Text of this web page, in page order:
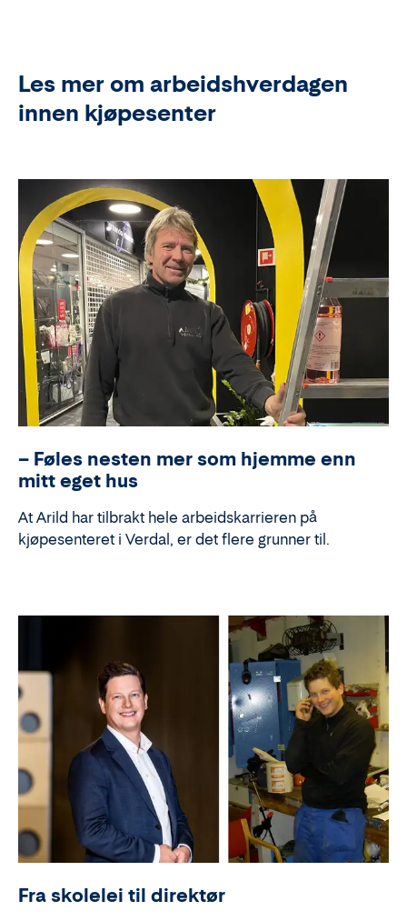
Les mer om arbeidshverdagen
innen kjøpesenter
– Føles nesten mer som hjemme enn
mitt eget hus
At Arild har tilbrakt hele arbeidskarrieren på
kjøpesenteret i Verdal, er det flere grunner til.
Fra skolelei til direktør